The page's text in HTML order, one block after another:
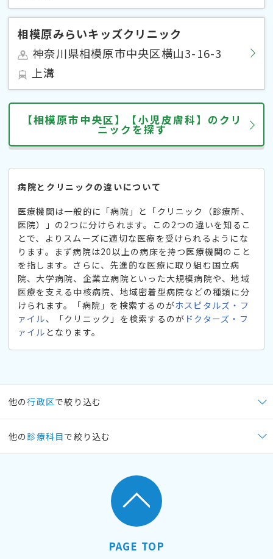
相模原みらいキッズクリニック
神奈川県相模原市中央区横山3-16-3
上溝
【相模原市中央区】【小児皮膚科】のクリ
ニックを探す
病院とクリニックの違いについて
医療機関は一般的に「病院」と「クリニック（診療所、
医院）」の2つに分けられます。この2つの違いを知るこ
とで、よりスムーズに適切な医療を受けられるようにな
ります。まず病院は20以上の病床を持つ医療機関のこと
を指します。さらに、先進的な医療に取り組む国立病
院、大学病院、企業立病院といった大規模病院や、地域
医療を支える中核病院、地域密着型病院などの種類に分
けられます。「病院」を検索するのがホスピタルズ・フ
ァイル、「クリニック」を検索するのが ドクターズ・フ
ァイル となります。
他の行政区で絞り込む
他の 診療科目で絞り込む
PAGE TOP